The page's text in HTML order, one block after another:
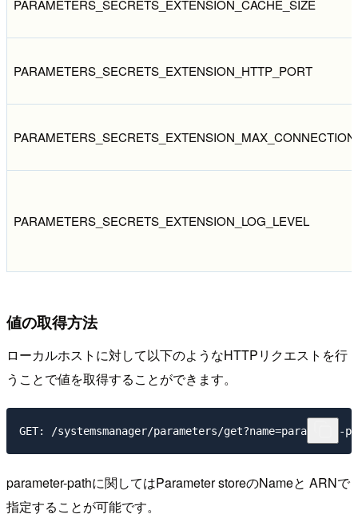
PARAMETERS_SECRETS_EXTENSION_CACHE_SIZE
PARAMETERS_SECRETS_EXTENSION_HTTP_PORT
PARAMETERS_SECRETS_EXTENSION_LOG_LEVEL
値の取得方法
ローカルホストに対して以下のようなHTTPリクエストを行
うことで値を取得することができます。
parameter-pathに関してはParameter storeのNameと ARNで
指定することが可能です。